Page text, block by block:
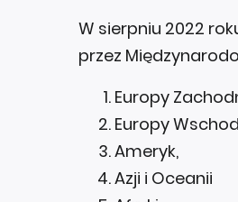
W sierpniu 2022
przez
Europy
Europy
Ameryk,
Azji i Oceanii